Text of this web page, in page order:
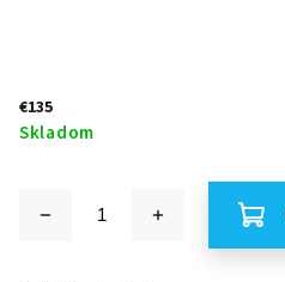
€135
Skladom